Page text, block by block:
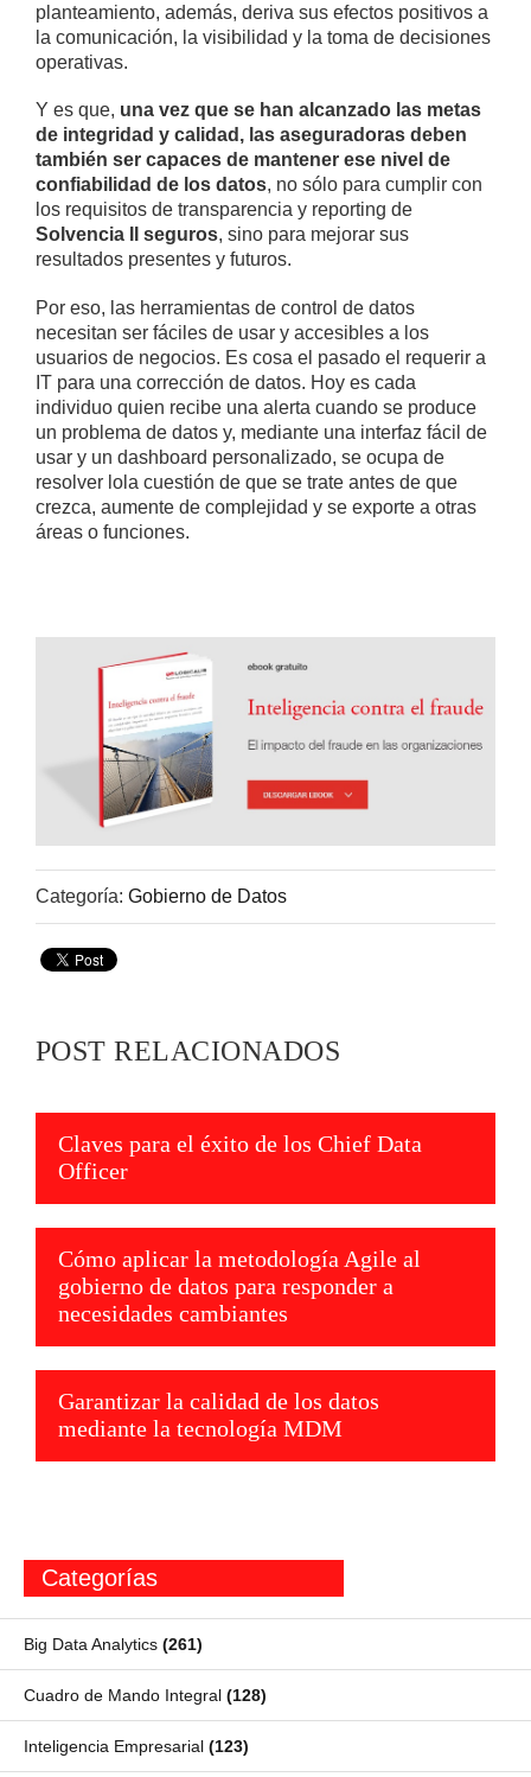
planteamiento, además, deriva sus efectos positivos a
la comunicación, la visibilidad y la toma de decisiones
operativas.
Y es que, una vez que se han alcanzado las metas
de integridad y calidad, las aseguradoras deben
también ser capaces de mantener ese nivel de
confiabilidad de los datos, no sólo para cumplir con
los requisitos de transparencia y reporting de
Solvencia II seguros, sino para mejorar sus
resultados presentes y futuros.
Por eso, las herramientas de control de datos
necesitan ser fáciles de usar y accesibles a los
usuarios de negocios. Es cosa el pasado el requerir a
IT para una corrección de datos. Hoy es cada
individuo quien recibe una alerta cuando se produce
un problema de datos y, mediante una interfaz fácil de
usar y un dashboard personalizado, se ocupa de
resolver lola cuestión de que se trate antes de que
crezca, aumente de complejidad y se exporte a otras
áreas o funciones.
Categoría: Gobierno de Datos
POST RELACIONADOS
Claves para el éxito de los Chief Data
Officer
Cómo aplicar la metodología Agile al
gobierno de datos para responder a
necesidades cambiantes
Garantizar la calidad de los datos
mediante la tecnología MDM
Categorías
Big Data Analytics (261)
Cuadro de Mando Integral (128)
Inteligencia Empresarial (123)